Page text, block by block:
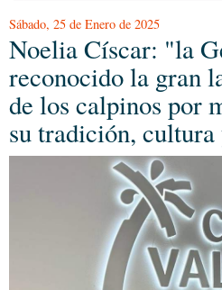
Sábado, 25 de Enero de 2025
Noelia Císcar: "la
reconocido la gran
de los calpinos por
su tradición, cultura